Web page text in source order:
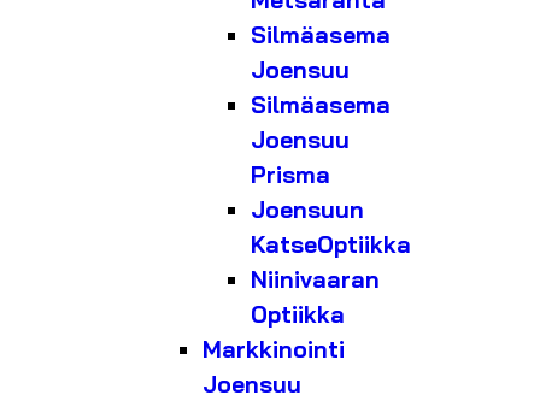
Silmäasema
Joensuu
Silmäasema
Joensuu
Prisma
Joensuun
KatseOptiikka
Niinivaaran
Optiikka
Markkinointi
Joensuu